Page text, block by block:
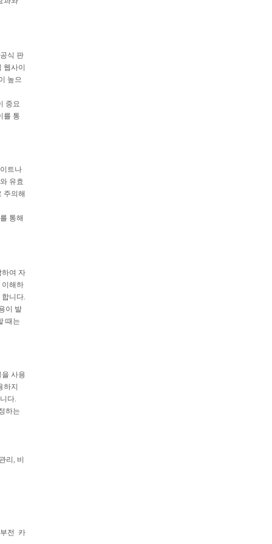
식 판
사이
높으
중요
를 통
트나
유효
주의해
통해
하여 자
이해하
니다.
이 발
때는
사용
하지
다.
하는
리, 비
전 카